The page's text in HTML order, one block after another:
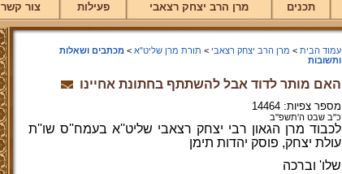
תכנים מרן הרב יצחק רצאבי פעילות צור קשר
עמוד הבית > מרן הרב יצחק רצאבי > תורת מרן שליט"א >מכתבים ושאלות
ותשובות
האם מותר לדוד אבל להשתתף בחתונת אחיינו
מספר צפיות: 14464
כ"ב שבט ה'תשפ''ב
לכבוד מרן הגאון רבי יצחק רצאבי שליט''א בעמח''ס שו''ת
עולת יצחק, פוסק יהדות תימן
שלו' וברכה